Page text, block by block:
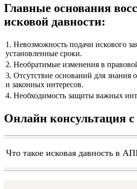
Главные основания
исковой давности:
1. Невозможность подачи искового
установленные сроки.
2. Необратимые изменения в
3. Отсутствие оснований для знания
и законных интересов.
4. Необходимость защиты важных
Онлайн консультация с
Что такое исковая давность в